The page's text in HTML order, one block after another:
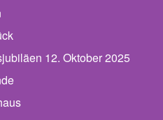
12. Oktober 2025